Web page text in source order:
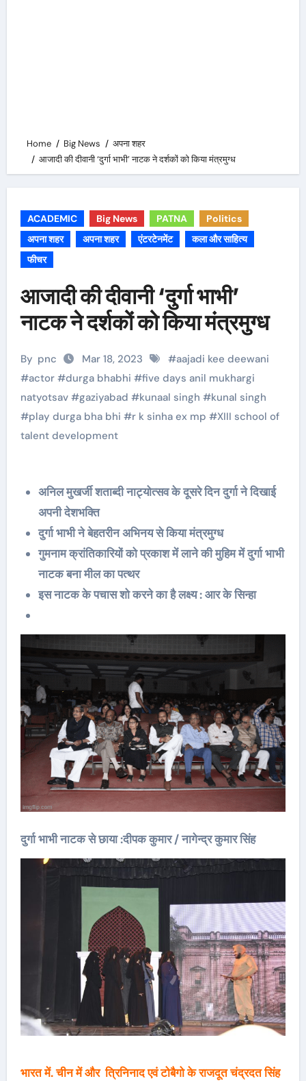
Home Big News
अपना शहर
आजादी की दीवानी ‘दुर्गा भाभी’ नाटक ने दर्शकों को किया मंत्रमुग्ध
ACADEMIC Big News PATNA
Politics
अपना शहर
अपना शहर एंटरटेनमेंट
कला और साहित्य
फीचर
आजादी की दीवानी ‘दुर्गा भाभी’
नाटक ने दर्शकों को किया मंत्रमुग्ध
By pnc Mar 18, 2023 #aajadi kee deewani
#actor#durga bhabhi #five days anil mukhargi
natyotsav#gaziyabad #kunaal singh #kunal singh
#play durga bha bhi #r k sinha ex mp #XIII school of
talent development
अनिल मुखर्जी शताब्दी नाट्योत्सव के दूसरे दिन दुर्गा ने दिखाई
अपनी देशभक्ति
दुर्गा भाभी ने बेहतरीन अभिनय से किया मंत्रमुग्ध
गुमनाम क्रांतिकारियों को प्रकाश में लाने की मुहिम में दुर्गा भाभी
नाटक बना मील का पत्थर
इस नाटक के पचास शो करने का है लक्ष्य : आर के सिन्हा
दुर्गा भाभी नाटक से छाया :दीपक कुमार / नागेन्द्र कुमार सिंह
भारत में. चीन में और त्रिनिनाद एवं टोबैगो के राजदूत चंद्रदत सिंह